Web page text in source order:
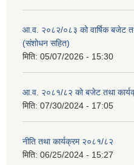
आ.व. २०८२/०८३ को वार्षिक बजेट
(संशोधन सहित)
मिति: 05/07/2026 - 15:30
आ.व. २०८१/८२ को बजेट तथा
मिति: 07/30/2024 - 17:05
नीति तथा कार्यक्रम २०८१/८२
मिति: 06/25/2024 - 15:27